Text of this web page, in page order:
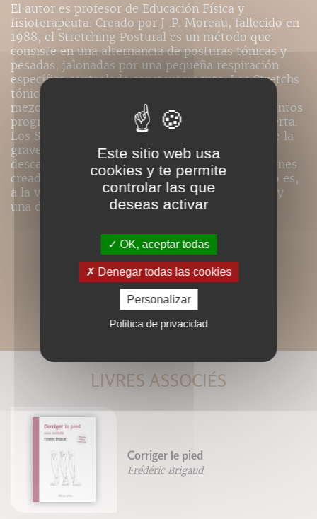
El autor es profesor de Educación Física y
fisioterapeuta. Creado por J .P. Moreau, fallecido en
1988, el Stretching Postural es un método que
consiste en una alternancia de posturas tónicas y
pesadas, jalonadas por una pequeña respiración
específica controlada constantemente. Los Stretchs
tónicos, verdaderos juegos de construcción,
mezclan contracciones profundas con estiramientos
progresivos. El cuerpo vive en plenitud, más alerta.
Los Stretchs pesados, en los que sólo interviene la
gravedad, son aquellos en los que el cuerpo
descansa, liberándose poco a poco de las tensiones
creadas por el estrés de la vida diaria. Este libro es,
a la vez, un homenaje al creador de lo postural y
una descripción del método.
LIVRES ASSOCIÉS
Corriger le pied
Frédéric Brigaud
Este sitio web usa
cookies y te permite
controlar las que
deseas activar
OK, aceptar todas
Denegar todas las cookies
Personalizar
Política de privacidad